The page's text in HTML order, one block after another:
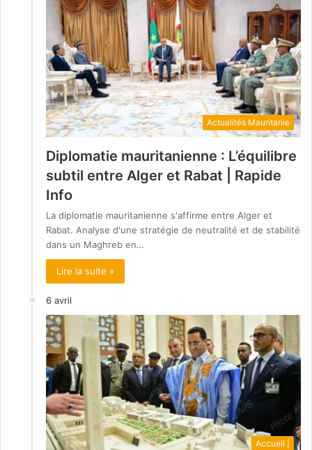
Actualités Mauritanie
Diplomatie mauritanienne : L’équilibre
subtil entre Alger et Rabat | Rapide
Info
La diplomatie mauritanienne s'affirme entre Alger et
Rabat. Analyse d'une stratégie de neutralité et de stabilité
dans un Maghreb en…
Lire la suite »
6 avril
Accueil |